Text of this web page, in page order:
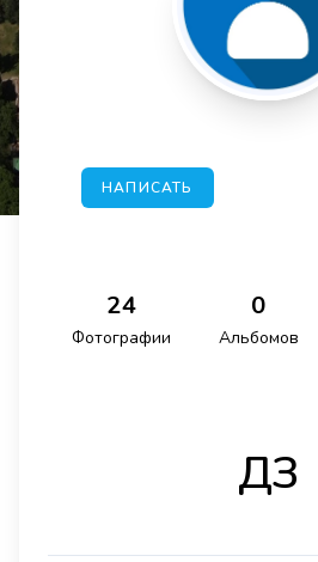
НАПИСАТЬ
24
Фотографии
0
Альбомов
ДЗ